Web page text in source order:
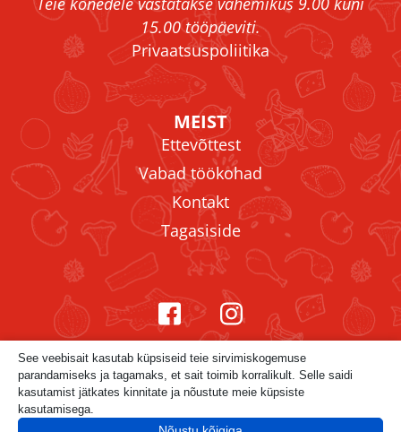
15.00 tööpäeviti.
Privaatsuspoliitika
MEIST
Ettevõttest
Vabad töökohad
Kontakt
Tagasiside
See veebisait kasutab küpsiseid teie sirvimiskogemuse
parandamiseks ja tagamaks, et sait toimib korralikult. Selle saidi
kasutamist jätkates kinnitate ja nõustute meie küpsiste
kasutamisega.